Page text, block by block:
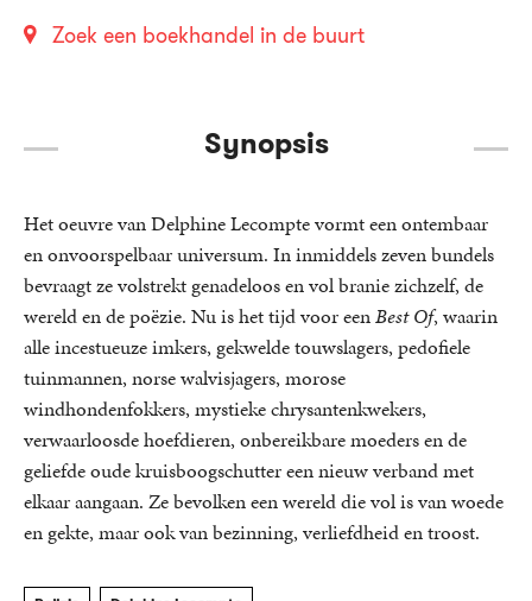
Zoek een boekhandel in de buurt
Synopsis
Het oeuvre van Delphine Lecompte vormt een ontembaar
en onvoorspelbaar universum. In inmiddels zeven bundels
bevraagt ze volstrekt genadeloos en vol branie zichzelf, de
wereld en de poëzie. Nu is het tijd voor eenBest Of, waarin
alle incestueuze imkers, gekwelde touwslagers, pedofiele
tuinmannen, norse walvisjagers, morose
windhondenfokkers, mystieke chrysantenkwekers,
verwaarloosde hoefdieren, onbereikbare moeders en de
geliefde oude kruisboogschutter een nieuw verband met
elkaar aangaan. Ze bevolken een wereld die vol is van woede
en gekte, maar ook van bezinning, verliefdheid en troost.